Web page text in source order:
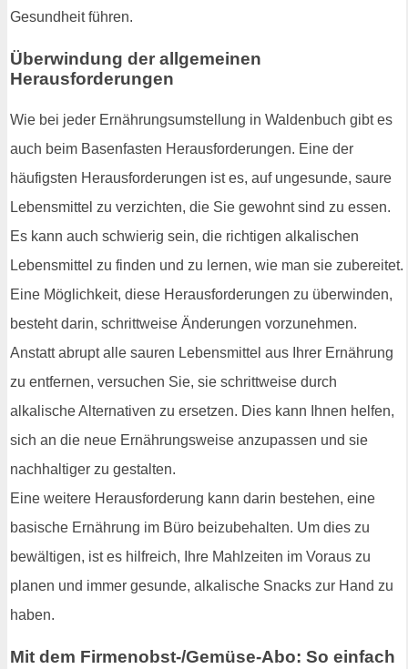
Gesundheit führen.
Überwindung der allgemeinen
Herausforderungen
Wie bei jeder Ernährungsumstellung in Waldenbuch gibt es
auch beim Basenfasten Herausforderungen. Eine der
häufigsten Herausforderungen ist es, auf ungesunde, saure
Lebensmittel zu verzichten, die Sie gewohnt sind zu essen.
Es kann auch schwierig sein, die richtigen alkalischen
Lebensmittel zu finden und zu lernen, wie man sie zubereitet.
Eine Möglichkeit, diese Herausforderungen zu überwinden,
besteht darin, schrittweise Änderungen vorzunehmen.
Anstatt abrupt alle sauren Lebensmittel aus Ihrer Ernährung
zu entfernen, versuchen Sie, sie schrittweise durch
alkalische Alternativen zu ersetzen. Dies kann Ihnen helfen,
sich an die neue Ernährungsweise anzupassen und sie
nachhaltiger zu gestalten.
Eine weitere Herausforderung kann darin bestehen, eine
basische Ernährung im Büro beizubehalten. Um dies zu
bewältigen, ist es hilfreich, Ihre Mahlzeiten im Voraus zu
planen und immer gesunde, alkalische Snacks zur Hand zu
haben.
Mit dem Firmenobst-/Gemüse-Abo: So einfach